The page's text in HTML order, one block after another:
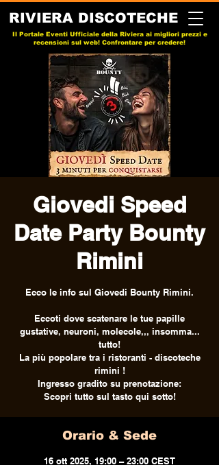
RIVIERA DISCOTECHE
Il Portale Eventi Ufficiale della Riviera ai migliori prezzi e
recensioni sul web! Confrontare per credere!
Giovedi Speed
Date Party Bounty
Rimini
Ecco le info sul Giovedi Bounty Rimini.
Eccoti dove scatenare le tue papille
gustative, neuroni, molecole,,, insomma...
tutto!
La più popolare tra i ristoranti - discoteche
rimini !
Ingresso gradito su prenotazione:
Scopri tutto sul tasto qui sotto!
Orario & Sede
16 ott 2025, 19:00 – 23:00 CEST